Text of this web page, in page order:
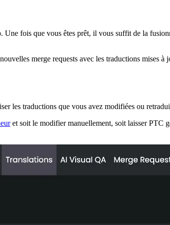
Une fois que vous êtes prêt, il vous suffit de la
merge requests avec les traductions mises
les traductions que vous avez modifiées ou
et soit le modifier manuellement, soit laisser PTC